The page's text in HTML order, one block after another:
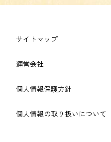
サイトマップ
運営会社
個人情報保護方針
個人情報の取り扱いについて